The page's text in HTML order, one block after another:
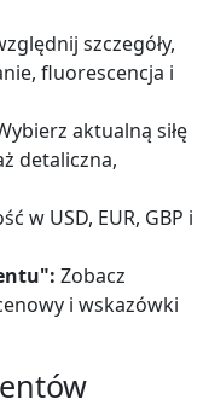
szczegóły,
fluorescencja i
aktualną siłę
detaliczna,
w USD, EUR, GBP i
Zobacz
i wskazówki